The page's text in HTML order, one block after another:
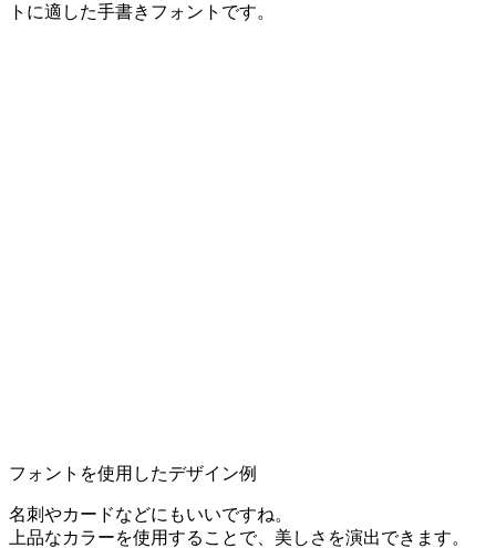
トに適した手書きフォントです。
フォントを使用したデザイン例
名刺やカードなどにもいいですね。
上品なカラーを使用することで、美しさを演出できます。